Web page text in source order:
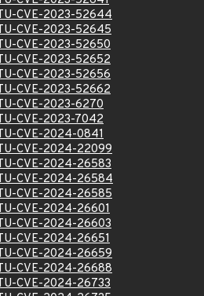
CVE-2023-52644
CVE-2023-52645
CVE-2023-52650
CVE-2023-52652
CVE-2023-52656
CVE-2023-52662
CVE-2023-6270
CVE-2023-7042
CVE-2024-0841
CVE-2024-22099
CVE-2024-26583
CVE-2024-26584
CVE-2024-26585
CVE-2024-26601
CVE-2024-26603
CVE-2024-26651
CVE-2024-26659
CVE-2024-26688
CVE-2024-26733